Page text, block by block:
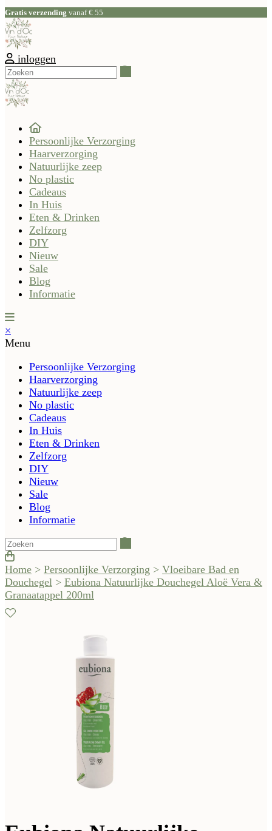
Gratis verzending vanaf € 55
inloggen
Persoonlijke Verzorging
Haarverzorging
Natuurlijke zeep
No plastic
Cadeaus
In Huis
Eten & Drinken
Zelfzorg
DIY
Nieuw
Sale
Blog
Informatie
×
Menu
Persoonlijke Verzorging
Haarverzorging
Natuurlijke zeep
No plastic
Cadeaus
In Huis
Eten & Drinken
Zelfzorg
DIY
Nieuw
Sale
Blog
Informatie
Home > Persoonlijke Verzorging > Vloeibare Bad en
Douchegel > Eubiona Natuurlijke Douchegel Aloë Vera &
Granaatappel 200ml